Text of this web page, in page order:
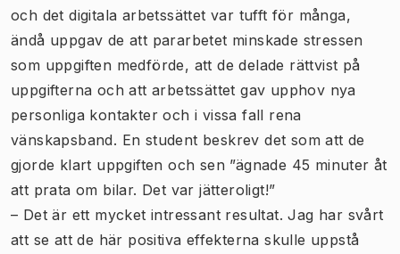
och det digitala arbetssättet var tufft för många,
ändå uppgav de att pararbetet minskade stressen
som uppgiften medförde, att de delade rättvist på
uppgifterna och att arbetssättet gav upphov nya
personliga kontakter och i vissa fall rena
vänskapsband. En student beskrev det som att de
gjorde klart uppgiften och sen ”ägnade 45 minuter åt
att prata om bilar. Det var jätteroligt!”
– Det är ett mycket intressant resultat. Jag har svårt
att se att de här positiva effekterna skulle uppstå